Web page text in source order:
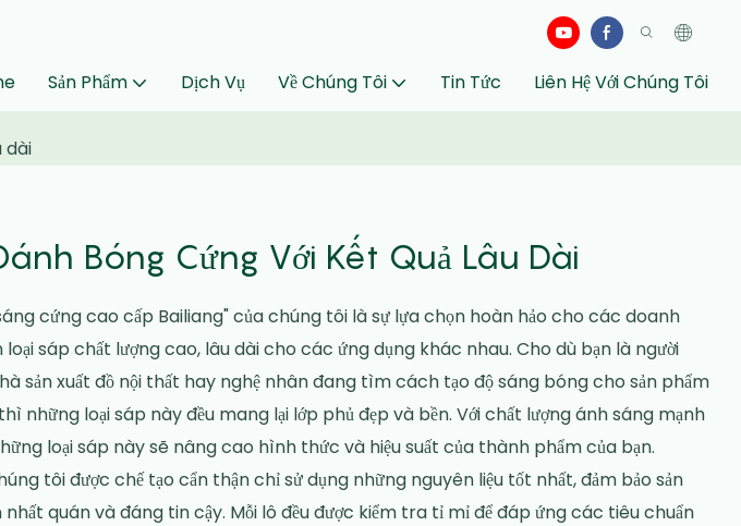
Sản Phẩm Dịch Vụ Về Chúng Tôi Tin Tức Liên Hệ Với Chúng Tôi
dài
Bóng Cứng Với Kết Quả Lâu Dài
cứng cao cấp Bailiang" của chúng tôi là sự lựa chọn hoàn hảo cho các doanh
loại sáp chất lượng cao, lâu dài cho các ứng dụng khác nhau. Cho dù bạn là người
sản xuất đồ nội thất hay nghệ nhân đang tìm cách tạo độ sáng bóng cho sản phẩm
những loại sáp này đều mang lại lớp phủ đẹp và bền. Với chất lượng ánh sáng mạnh
loại sáp này sẽ nâng cao hình thức và hiệu suất của thành phẩm của bạn.
tôi được chế tạo cẩn thận chỉ sử dụng những nguyên liệu tốt nhất, đảm bảo sản
nhất quán và đáng tin cậy. Mỗi lô đều được kiểm tra tỉ mỉ để đáp ứng các tiêu chuẩn